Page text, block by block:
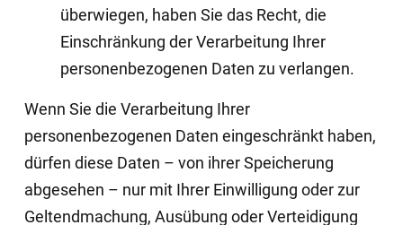
überwiegen, haben Sie das Recht, die
Einschränkung der Verarbeitung Ihrer
personenbezogenen Daten zu verlangen.
Wenn Sie die Verarbeitung Ihrer
personenbezogenen Daten eingeschränkt haben,
dürfen diese Daten – von ihrer Speicherung
abgesehen – nur mit Ihrer Einwilligung oder zur
Geltendmachung, Ausübung oder Verteidigung